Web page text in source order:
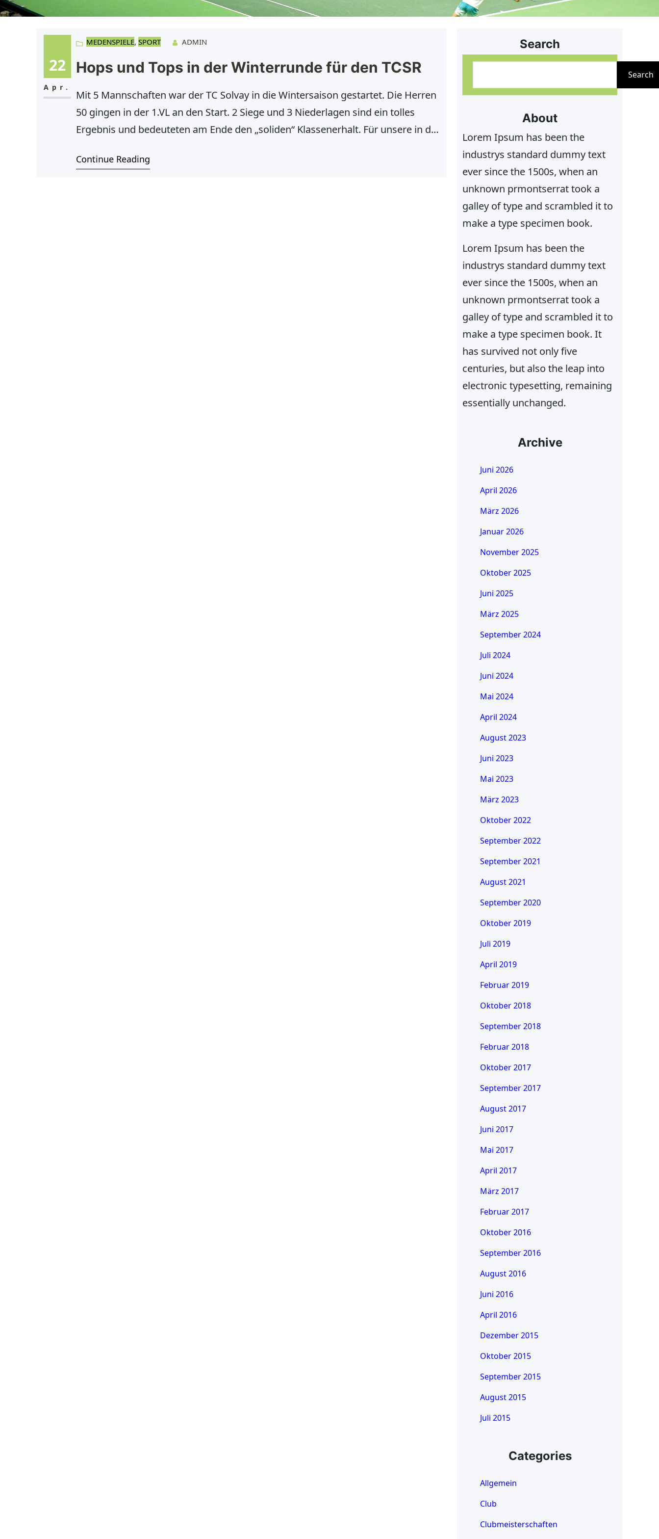
22
Apr.
MEDENSPIELE, SPORT ADMIN
Hops und Tops in der Winterrunde für den TCSR
Mit 5 Mannschaften war der TC Solvay in die Wintersaison gestartet. Die Herren
50 gingen in der 1.VL an den Start. 2 Siege und 3 Niederlagen sind ein tolles
Ergebnis und bedeuteten am Ende den „soliden“ Klassenerhalt. Für unsere in der
um
Continue Reading
Search
c
e
n
Search
About
Lorem Ipsum has been the
industrys standard dummy text
ever since the 1500s, when an
unknown prmontserrat took a
galley of type and scrambled it to
make a type specimen book.
Lorem Ipsum has been the
industrys standard dummy text
ever since the 1500s, when an
unknown prmontserrat took a
galley of type and scrambled it to
make a type specimen book. It
has survived not only five
centuries, but also the leap into
electronic typesetting, remaining
essentially unchanged.
Archive
Juni 2026
April 2026
März 2026
Januar 2026
November 2025
Oktober 2025
Juni 2025
März 2025
September 2024
Juli 2024
Juni 2024
Mai 2024
April 2024
August 2023
Juni 2023
Mai 2023
März 2023
Oktober 2022
September 2022
September 2021
August 2021
September 2020
Oktober 2019
Juli 2019
April 2019
Februar 2019
Oktober 2018
September 2018
Februar 2018
Oktober 2017
September 2017
August 2017
Juni 2017
Mai 2017
April 2017
März 2017
Februar 2017
Oktober 2016
September 2016
August 2016
Juni 2016
April 2016
Dezember 2015
Oktober 2015
September 2015
August 2015
Juli 2015
Categories
Allgemein
Club
Clubmeisterschaften